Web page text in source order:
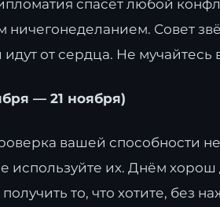
Совет
от сердца. Не мучайтесь
— 21 ноября)
вашей способности
используйте их. Днём
то, что хотите, без